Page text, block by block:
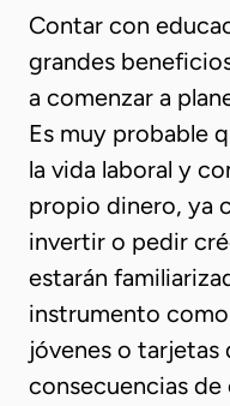
Contar con
grandes
a comenzar a
Es muy probable
la vida laboral y
propio dinero, ya
invertir o pedir
estarán
instrumento
jóvenes o tarjetas
consecuencias de